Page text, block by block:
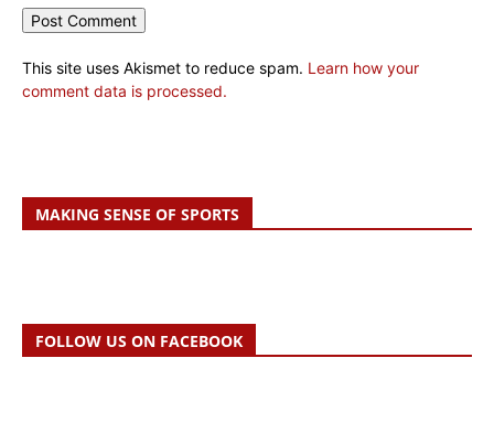
This site uses Akismet to reduce spam. Learn how your
comment data is processed.
MAKING SENSE OF SPORTS
FOLLOW US ON FACEBOOK